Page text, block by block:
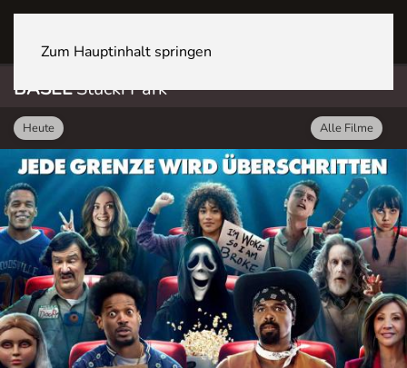
Zum Hauptinhalt springen
BASELStücki Park
Heute Alle Filme